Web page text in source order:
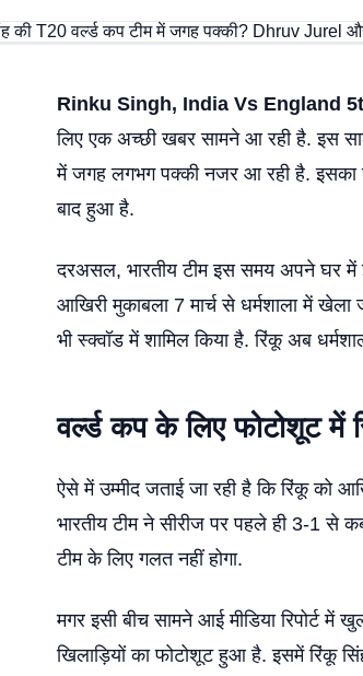
Rinku Singh, India Vs England
लिए एक अच्छी खबर सामने आ रही है. इस
में जगह लगभग पक्की नजर आ रही है. इसका
बाद हुआ है.
दरअसल, भारतीय टीम इस समय अपने घर में
आखिरी मुकाबला 7 मार्च से धर्मशाला में
भी स्क्वॉड में शामिल किया है. रिंकू अब
वर्ल्ड कप के लिए फोटोशूट में
ऐसे में उम्मीद जताई जा रही है कि रिंकू को
भारतीय टीम ने सीरीज पर पहले ही 3-1 से
टीम के लिए गलत नहीं होगा.
मगर इसी बीच सामने आई मीडिया रिपोर्ट में
खिलाड़ियों का फोटोशूट हुआ है. इसमें रिंकू